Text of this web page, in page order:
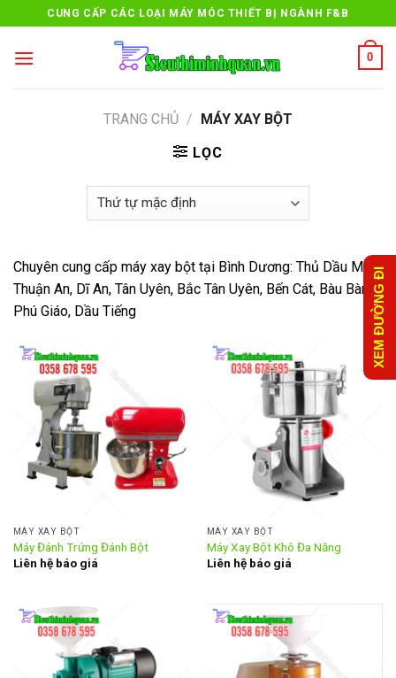
content
CUNG CẤP CÁC LOẠI MÁY MÓC THIẾT BỊ NGÀNH F&B
0
TRANG CHỦ / MÁY XAY BỘT
LỌC
Chuyên cung cấp máy xay bột tại Bình Dương: Thủ Dầu Một,
Thuận An, Dĩ An, Tân Uyên, Bắc Tân Uyên, Bến Cát, Bàu Bàng,
Phú Giáo, Dầu Tiếng
MÁY XAY BỘT
Máy Đánh Trứng Đánh Bột
Liên hệ báo giá
MÁY XAY BỘT
Máy Xay Bột Khô Đa Năng
Liên hệ báo giá
XEM ĐƯỜNG ĐI